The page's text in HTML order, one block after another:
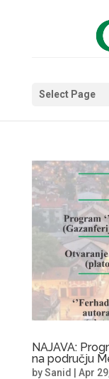
Select Page
NAJAVA:
na području
bySanid Apr